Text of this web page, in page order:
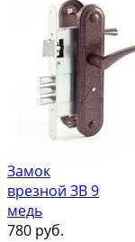
Замок
врезной ЗВ 9
медь
780 руб.